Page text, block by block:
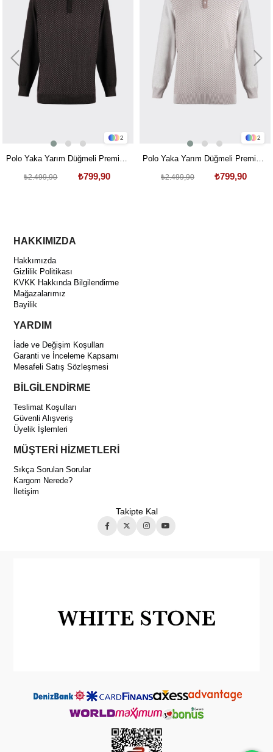
2
Polo Yaka Yarım Düğmeli Premium
₺799,90
₺2.499,90
2
Polo Yaka Yarım Düğmeli Premium
₺799,90
₺2.499,90
HAKKIMIZDA
Hakkımızda
Gizlilik Politikası
KVKK Hakkında Bilgilendirme
Mağazalarımız
Bayilik
YARDIM
İade ve Değişim Koşulları
Garanti ve İnceleme Kapsamı
Mesafeli Satış Sözleşmesi
BİLGİLENDİRME
Teslimat Koşulları
Güvenli Alışveriş
Üyelik İşlemleri
MÜŞTERİ HİZMETLERİ
Sıkça Sorulan Sorular
Kargom Nerede?
İletişim
Takipte Kal